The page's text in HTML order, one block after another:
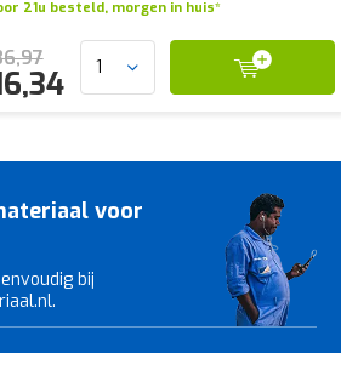
21u besteld, morgen in huis*
voor
bij